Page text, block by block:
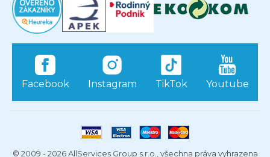
Facebook Instagram TikTok Youtube
© 2009 - 2026 AllServices Group s.r.o., všechna práva vyhrazena